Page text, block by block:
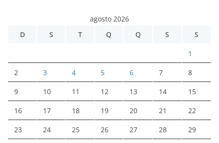
agosto 2026
D
S T Q Q S S
1
2 3 4 5 6 7 8
9 10 11 12 13 14 15
16 17 18 19 20 21 22
23 24 25 26 27 28 29